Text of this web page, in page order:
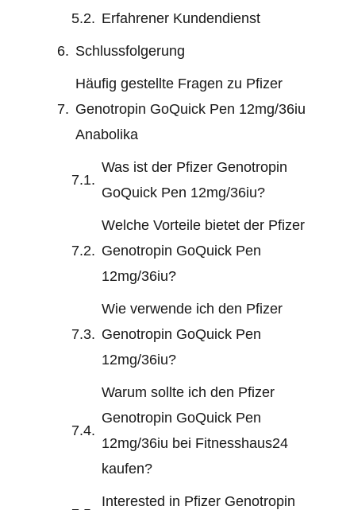
Erfahrener Kundendienst
Schlussfolgerung
Häufig gestellte Fragen zu Pfizer
Genotropin GoQuick Pen 12mg/36iu
Anabolika
Was ist der Pfizer Genotropin
GoQuick Pen 12mg/36iu?
Welche Vorteile bietet der Pfizer
Genotropin GoQuick Pen
12mg/36iu?
Wie verwende ich den Pfizer
Genotropin GoQuick Pen
12mg/36iu?
Warum sollte ich den Pfizer
Genotropin GoQuick Pen
12mg/36iu bei Fitnesshaus24
kaufen?
Interested in Pfizer Genotropin